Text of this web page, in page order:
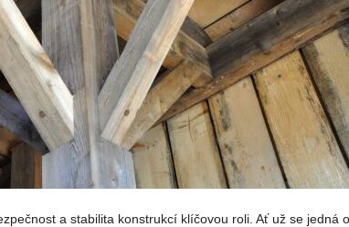
a stabilita konstrukcí klíčovou roli. Ať už se jedná o